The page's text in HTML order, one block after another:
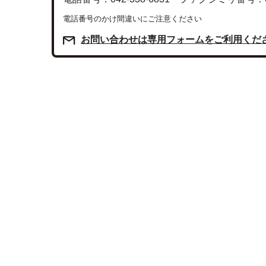
電話番号のかけ間違いにご注意ください
お問い合わせは専用フォームをご利用くだ